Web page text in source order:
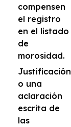
compensen
el registro
en el listado
de
morosidad.
Justificación
o una
aclaración
escrita de
las